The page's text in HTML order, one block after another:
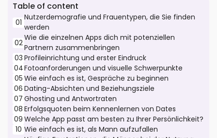
Table of content
01
Nutzerdemografie und Frauentypen, die Sie finden
werden
02
Wie die einzelnen Apps dich mit potenziellen
Partnern zusammenbringen
03 Profileinrichtung und erster Eindruck
04Fotoanforderungen und visuelle Schwerpunkte
05 Wie einfach es ist, Gespräche zu beginnen
06 Dating-Absichten und Beziehungsziele
07 Ghosting und Antwortraten
08 Erfolgsquoten beim Kennenlernen von Dates
09 Welche App passt am besten zu Ihrer Persönlichkeit?
10 Wie einfach es ist, als Mann aufzufallen